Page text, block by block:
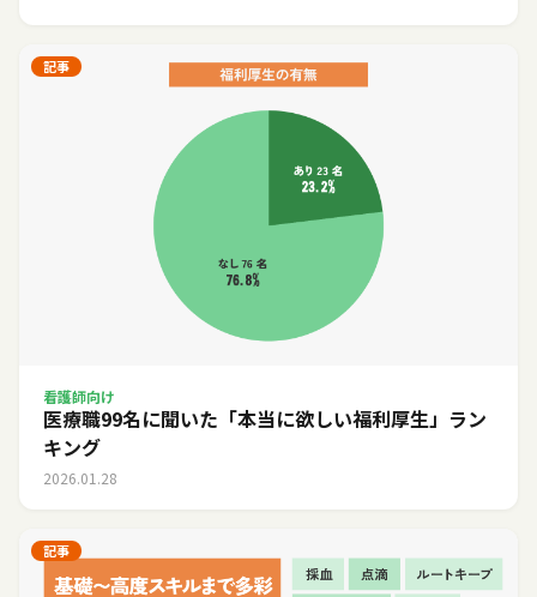
記事
看護師向け
医療職99名に聞いた「本当に欲しい福利厚生」ラン
キング
2026.01.28
記事